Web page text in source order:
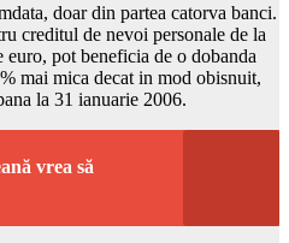
doar din partea catorva banci.
creditul de nevoi personale de la
pot beneficia de o dobanda
mai mica decat in mod obisnuit,
la 31 ianuarie 2006.
vrea să